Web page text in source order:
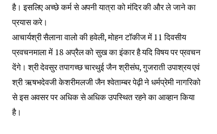
है। इसलिए अच्छे कर्म से अपनी यात्रा को मंदिर की और ले जाने का
प्रयास करे।
आचार्यश्री सैलाना वालो की हवेली, मोहन टॉकीज में 11 दिवसीय
प्रवचनमाला में 18 अप्रैल को सुख का इंकार है यदि विषय पर प्रवचन
देंगे। श्री देवसुर तपागच्छ चारथुई जैन श्रीसंघ, गुजराती उपाश्रय एवं
श्री ऋषभदेवजी केशरीमलजी जैन श्वेताम्बर पेढ़ी ने धर्मप्रेमी नागरिको
से इस अवसर पर अधिक से अधिक उपस्थित रहने का आव्हान किया
है।